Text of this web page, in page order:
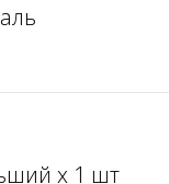
х 1 шт